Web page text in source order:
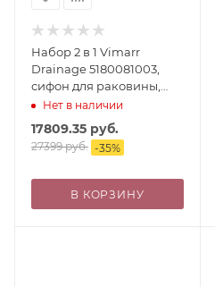
Набор 2 в 1 Vimarr
Drainage 5180081003,
сифон для раковины,
донный клапан
универсальный, хром
Нет в наличии
17809.35 руб.
27399руб. -35%
В КОРЗИНУ